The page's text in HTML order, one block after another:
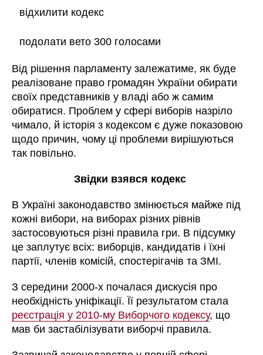
відхилити кодекс
подолати вето 300 голосами
Від рішення парламенту залежатиме, як буде
реалізоване право громадян України обирати
своїх представників у владі або ж самим
обиратися. Проблем у сфері виборів назріло
чимало, й історія з кодексом є дуже показовою
щодо причин, чому ці проблеми вирішуються
так повільно.
Звідки взявся кодекс
В Україні законодавство змінюється майже під
кожні вибори, на виборах різних рівнів
застосовуються різні правила гри. В підсумку
це заплутує всіх: виборців, кандидатів і їхні
партії, членів комісій, спостерігачів та ЗМІ.
З середини 2000-х почалася дискусія про
необхідність уніфікації. Її результатом стала
реєстрація у 2010-му Виборчого кодексу, що
мав би застабілізувати виборчі правила.